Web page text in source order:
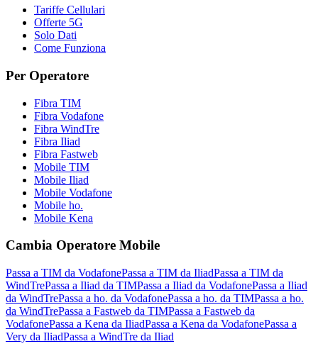
Tariffe Cellulari
Offerte 5G
Solo Dati
Come Funziona
Per Operatore
Fibra TIM
Fibra Vodafone
Fibra WindTre
Fibra Iliad
Fibra Fastweb
Mobile TIM
Mobile Iliad
Mobile Vodafone
Mobile ho.
Mobile Kena
Cambia Operatore Mobile
Passa a TIM da VodafonePassa a TIM da IliadPassa a TIM da
WindTrePassa a Iliad da TIMPassa a Iliad da VodafonePassa a Iliad
da WindTrePassa a ho. da VodafonePassa a ho. da TIMPassa a ho.
da WindTrePassa a Fastweb da TIMPassa a Fastweb da
VodafonePassa a Kena da IliadPassa a Kena da VodafonePassa a
Very da IliadPassa a WindTre da Iliad